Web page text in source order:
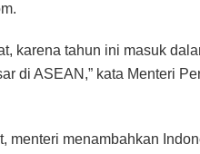
karena tahun ini masuk
di ASEAN,” kata Menteri
menteri menambahkan